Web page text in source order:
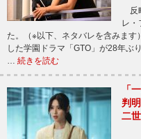
反
レ・
た。（※以下、ネタバレを含みま
した学園ドラマ「GTO」が28年ぶ
… 続きを読む
「
判
二